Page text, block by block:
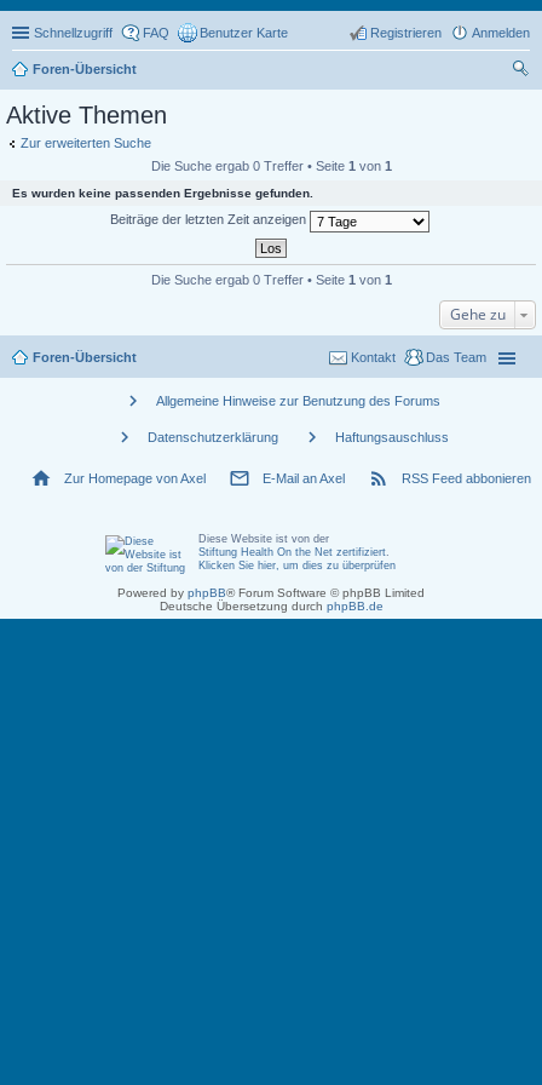
Schnellzugriff FAQ Benutzer Karte Anmelden
Registrieren
Foren-Übersicht
Aktive Themen
Zur erweiterten Suche
Die Suche ergab 0 Treffer • Seite 1 von 1
Es wurden keine passenden Ergebnisse gefunden.
Beiträge der letzten Zeit anzeigen
Die Suche ergab 0 Treffer • Seite 1 von 1
Gehe zu
Foren-Übersicht Das Team
Kontakt
chevron_right Allgemeine Hinweise zur Benutzung des Forums
chevron_right Datenschutzerklärung chevron_right Haftungsauschluss
home Zur Homepage von Axel mail_outline E-Mail an Axel rss_feed RSS Feed abbonieren
Diese Website ist von der
Stiftung Health On the Net zertifiziert
Klicken Sie hier, um dies zu überprüfen
Powered by phpBB® Forum Software © phpBB Limited
Deutsche Übersetzung durch phpBB.de